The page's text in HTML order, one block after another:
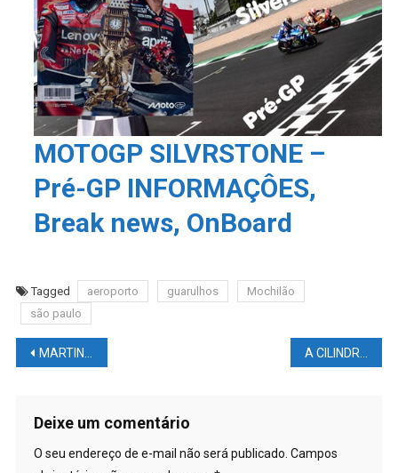
MOTOGP SILVRSTONE –
Pré-GP INFORMAÇÔES,
Break news, OnBoard
Tagged aeroporto guarulhos
Mochilão
são paulo
Navegação
Post
MARTIN e OGURA na YAMAHA e ACOSTA OPERADO
Deixe um comentário
O seu endereço de e-mail não será publicado. Campos